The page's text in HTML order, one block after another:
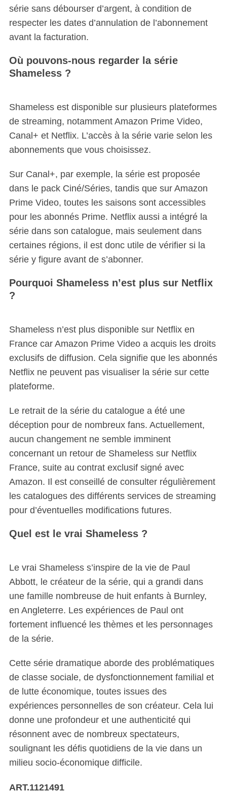
série sans débourser d’argent, à condition de
respecter les dates d’annulation de l’abonnement
avant la facturation.
Où pouvons-nous regarder la série
Shameless ?
Shameless est disponible sur plusieurs plateformes
de streaming, notamment Amazon Prime Video,
Canal+ et Netflix. L’accès à la série varie selon les
abonnements que vous choisissez.
Sur Canal+, par exemple, la série est proposée
dans le pack Ciné/Séries, tandis que sur Amazon
Prime Video, toutes les saisons sont accessibles
pour les abonnés Prime. Netflix aussi a intégré la
série dans son catalogue, mais seulement dans
certaines régions, il est donc utile de vérifier si la
série y figure avant de s’abonner.
Pourquoi Shameless n’est plus sur Netflix
?
Shameless n’est plus disponible sur Netflix en
France car Amazon Prime Video a acquis les droits
exclusifs de diffusion. Cela signifie que les abonnés
Netflix ne peuvent pas visualiser la série sur cette
plateforme.
Le retrait de la série du catalogue a été une
déception pour de nombreux fans. Actuellement,
aucun changement ne semble imminent
concernant un retour de Shameless sur Netflix
France, suite au contrat exclusif signé avec
Amazon. Il est conseillé de consulter régulièrement
les catalogues des différents services de streaming
pour d’éventuelles modifications futures.
Quel est le vrai Shameless ?
Le vrai Shameless s’inspire de la vie de Paul
Abbott, le créateur de la série, qui a grandi dans
une famille nombreuse de huit enfants à Burnley,
en Angleterre. Les expériences de Paul ont
fortement influencé les thèmes et les personnages
de la série.
Cette série dramatique aborde des problématiques
de classe sociale, de dysfonctionnement familial et
de lutte économique, toutes issues des
expériences personnelles de son créateur. Cela lui
donne une profondeur et une authenticité qui
résonnent avec de nombreux spectateurs,
soulignant les défis quotidiens de la vie dans un
milieu socio-économique difficile.
ART.1121491